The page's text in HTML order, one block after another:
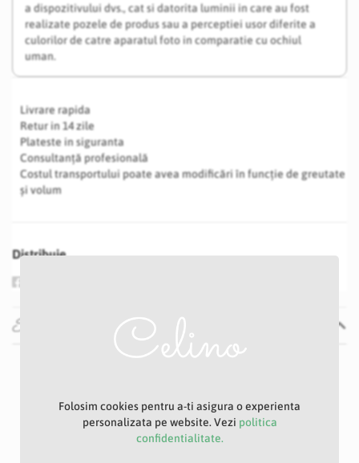
a dispozitivului dvs., cat si datorita luminii in care au fost
realizate pozele de produs sau a perceptiei usor diferite a
culorilor de catre aparatul foto in comparatie cu ochiul
uman.
Livrare rapida
Retur in 14 zile
Plateste in siguranta
Consultanță profesională
Costul transportului poate avea modificări în funcție de greutate
și volum
Distribuie
Specificatii
Crem
10 cm
Folosim cookies pentru a-ti asigura o experienta
personalizata pe website. Vezi politica
confidentialitate.